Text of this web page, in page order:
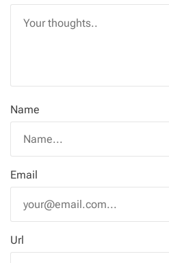
Name
Email
Url